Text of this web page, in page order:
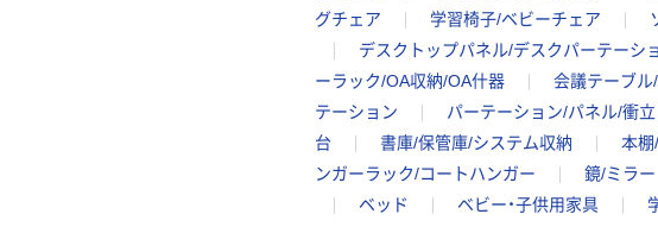
グチェア
学習椅子/ベビーチェア
デスクトップパネル/デスクパーテーシ
ーラック/OA収納/OA什器
会議テーブ
テーション
パーテーション/パネル/衝立
台
書庫/保管庫/システム収納 本棚
ンガーラック/コートハンガー
鏡/ミラー
ベッド
ベビー・子供用家具